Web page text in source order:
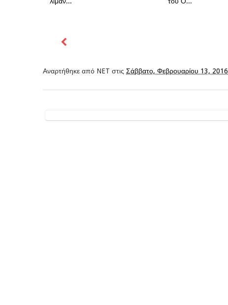
Αναρτήθηκε από NET στις Σάββατο, Φεβρουαρίου 13, 2016